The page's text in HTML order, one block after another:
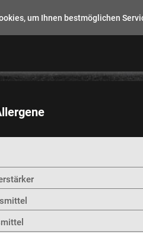
um Ihnen bestmöglichen